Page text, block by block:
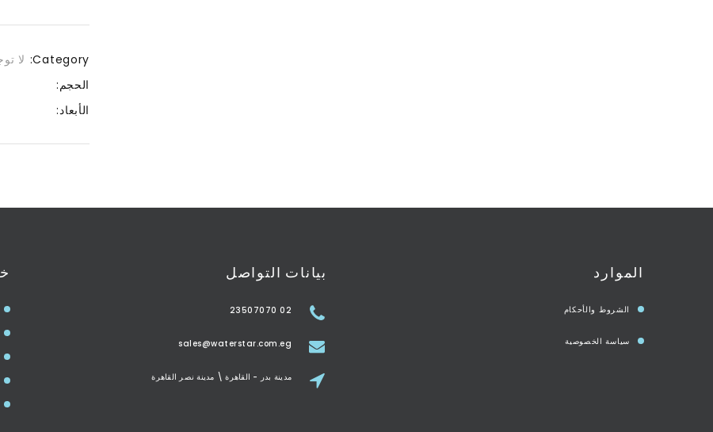
Category: لا
الحجم:
الأبعاد:
الموارد
الشروط والأحكام
سياسة الخصوصية
بيانات التواصل
02 23507070
sales@waterstar.com.eg
مدينة بدر - القاهرة \ مدينة نصر القاهرة